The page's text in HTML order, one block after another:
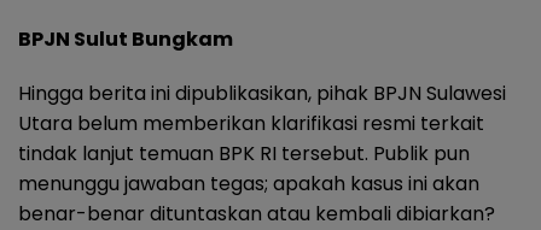
BPJN Sulut Bungkam
Hingga berita ini dipublikasikan, pihak BPJN Sulawesi
Utara belum memberikan klarifikasi resmi terkait
tindak lanjut temuan BPK RI tersebut. Publik pun
menunggu jawaban tegas; apakah kasus ini akan
benar-benar dituntaskan atau kembali dibiarkan?